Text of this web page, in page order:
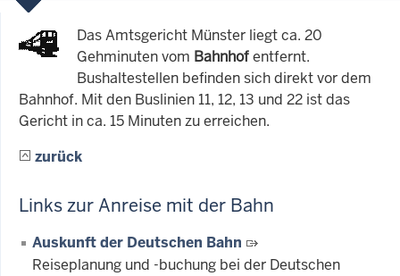
Das Amtsgericht Münster liegt ca. 20
Gehminuten vom Bahnhofentfernt.
Bushaltestellen befinden sich direkt vor dem
Bahnhof. Mit den Buslinien 11, 12, 13 und 22 ist das
Gericht in ca. 15 Minuten zu erreichen.
zurück
Links zur Anreise mit der Bahn
Auskunft der Deutschen Bahn
Reiseplanung und -buchung bei der Deutschen